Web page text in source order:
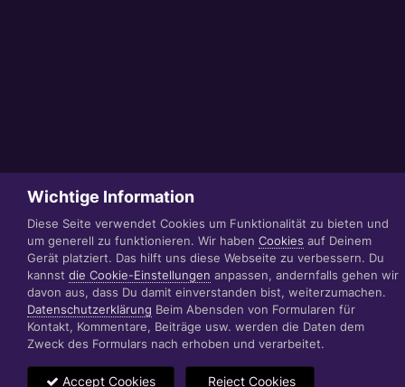
Wichtige Information
Diese Seite verwendet Cookies um Funktionalität zu bieten und
um generell zu funktionieren. Wir haben Cookies auf Deinem
Gerät platziert. Das hilft uns diese Webseite zu verbessern. Du
kannst die Cookie-Einstellungen anpassen, andernfalls gehen wir
davon aus, dass Du damit einverstanden bist, weiterzumachen.
Datenschutzerklärung Beim Abensden von Formularen für
Kontakt, Kommentare, Beiträge usw. werden die Daten dem
Zweck des Formulars nach erhoben und verarbeitet.
Accept Cookies Reject Cookies